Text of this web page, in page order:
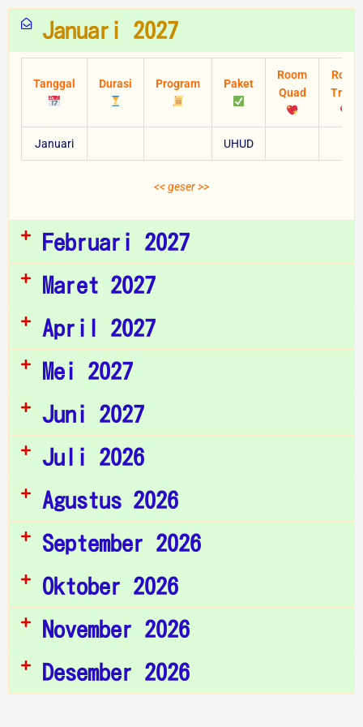
Januari 2027
Tanggal Durasi Program Paket
Room
Quad
Room
Triple
Januari UHUD
<< geser >>
Februari 2027
Maret 2027
April 2027
Mei 2027
Juni 2027
Juli 2026
Agustus 2026
September 2026
Oktober 2026
November 2026
Desember 2026